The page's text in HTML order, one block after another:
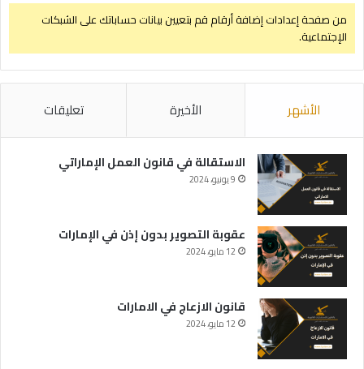
من صفحة إعدادات إضافة أرقام قم بتعيين بيانات حساباتك على الشبكات
الإجتماعية.
الأشهر الأخيرة تعليقات
الاستقالة في قانون العمل الإماراتي
9 يونيو، 2024
عقوبة التصوير بدون إذن في الإمارات
12 مايو، 2024
قانون الازعاج في الامارات
12 مايو، 2024